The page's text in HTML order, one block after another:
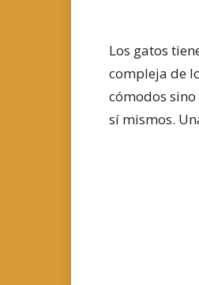
Los gatos
compleja de
cómodos
sí mismos.